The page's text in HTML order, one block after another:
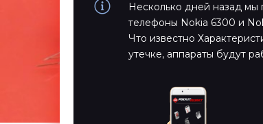
Несколько дней назад мы
телефоны Nokia 6300 и
Что известно
утечке, аппараты будут